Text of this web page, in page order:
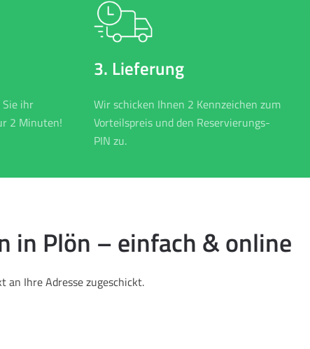
ihr
2 Minuten!
3. Lieferung
Wir schicken Ihnen 2 Kennzeichen zum
Vorteilspreis und den Reservierungs-
PIN zu.
in Plön – einfach & online
an Ihre Adresse zugeschickt.